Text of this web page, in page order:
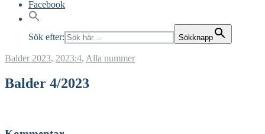
Facebook
Sök efter: Sökknapp
Balder 2023, 2023:4, Alla nummer
Balder 4/2023